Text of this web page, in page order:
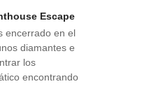
Escape
encerrado en el
diamantes e
los
encontrando